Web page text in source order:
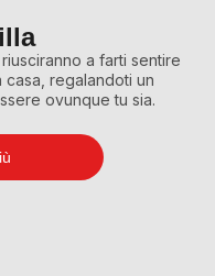
a farti sentire
casa, regalandoti un
ovunque tu sia.